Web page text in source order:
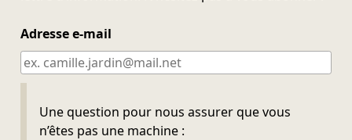
Adresse e-mail
Une question pour nous assurer que vous
n’êtes pas une machine :
Ne pas remplir